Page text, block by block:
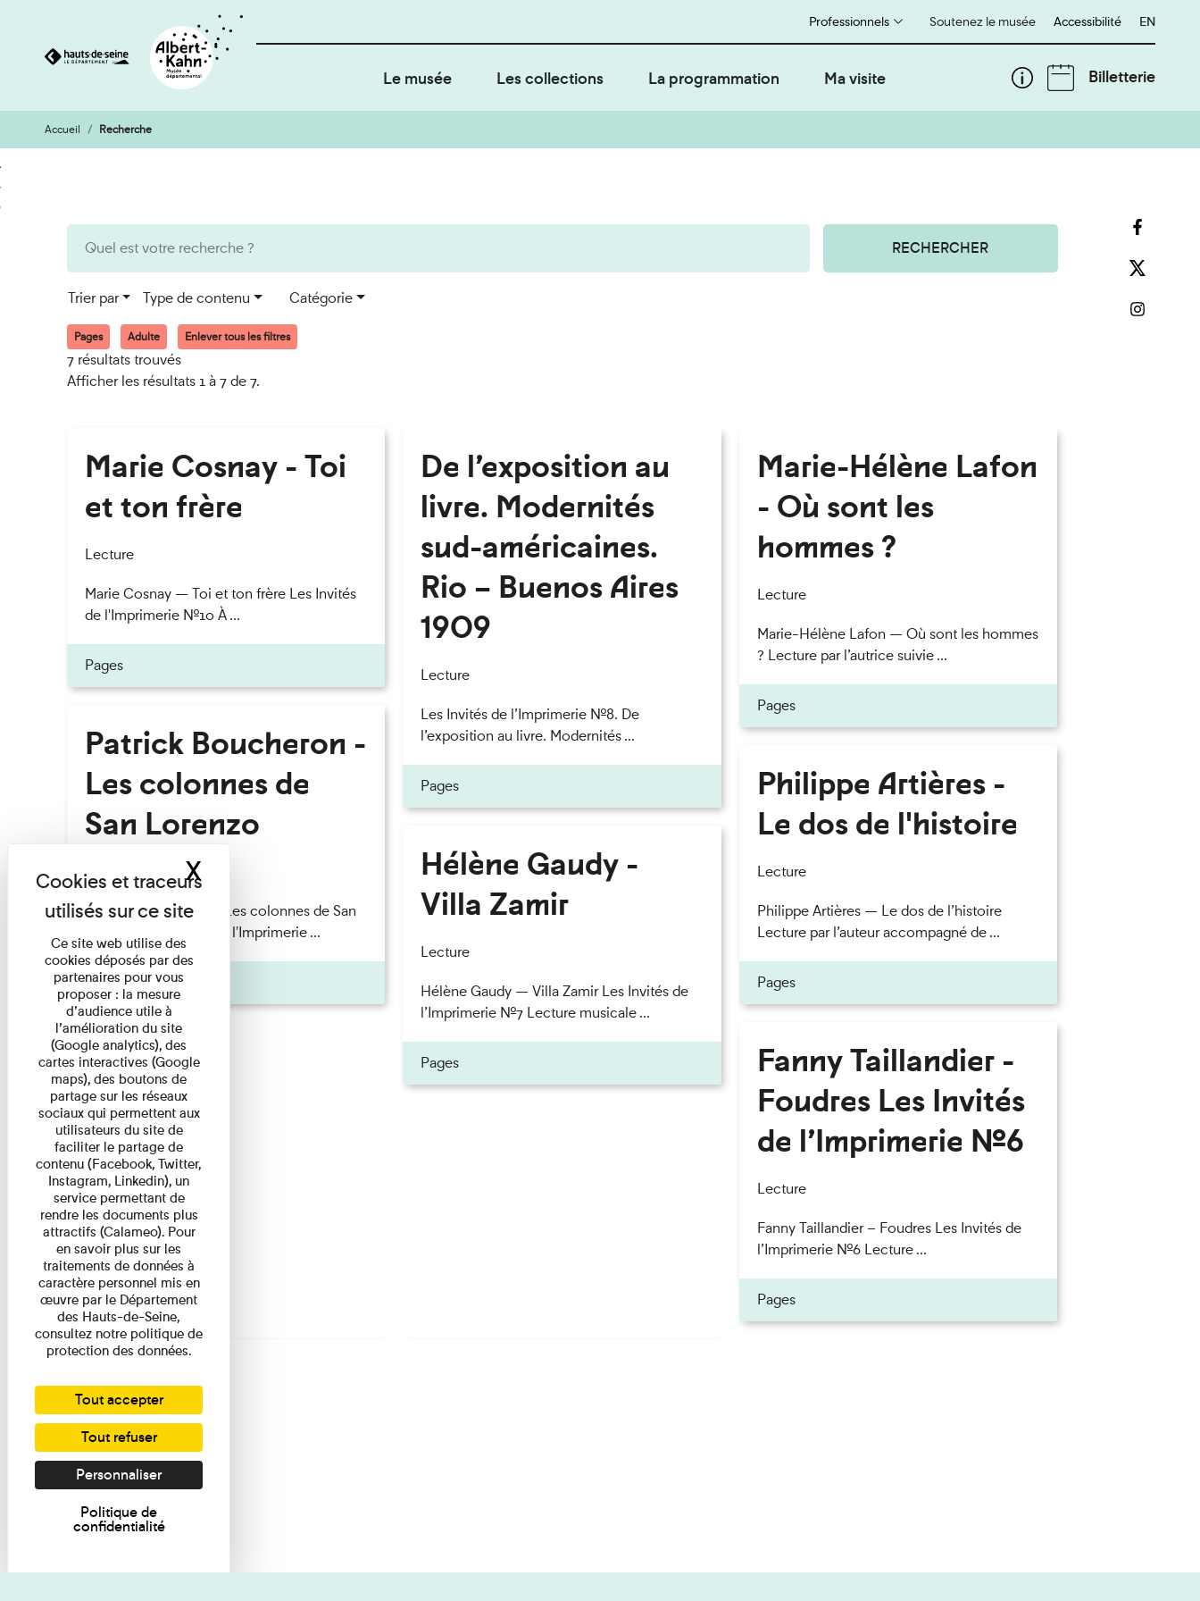
Aller
au
contenu
Aller
à
la
Soutenez le musée
Professionnels Accessibilité English
EN
Le musée Les collections La programmation Ma visite Billetterie
Accueil Recherche
RECHERCHER
Trier par Type de contenu Catégorie
Pages Adulte Enlever tous les filtres
7 résultats trouvés
Afficher les résultats 1 à 7 de 7.
Marie Cosnay - Toi
et ton frère
Lecture
Marie Cosnay — Toi et ton frère Les Invités
de l'Imprimerie n°10 À ...
Pages
Patrick Boucheron -
Les colonnes de
San Lorenzo
Lecture
Patrick Boucheron — Les colonnes de San
Lorenzo Les Invités de l'Imprimerie ...
Pages
De l’exposition au
livre. Modernités
sud-américaines.
Rio – Buenos Aires
1909
Lecture
Les Invités de l’Imprimerie n°8. De
l’exposition au livre. Modernités ...
Pages
Hélène Gaudy -
Villa Zamir
Lecture
Hélène Gaudy — Villa Zamir Les Invités de
l’Imprimerie n°7 Lecture musicale ...
Pages
Marie-Hélène Lafon
- Où sont les
hommes ?
Lecture
Marie-Hélène Lafon — Où sont les hommes
? Lecture par l’autrice suivie ...
Pages
Philippe Artières -
Le dos de l'histoire
Lecture
Philippe Artières — Le dos de l’histoire
Lecture par l’auteur accompagné de ...
Pages
Fanny Taillandier -
Foudres Les Invités
de l’Imprimerie n°6
Lecture
Fanny Taillandier – Foudres Les Invités de
l’Imprimerie n°6 Lecture ...
Pages
Ce site web utilise des
cookies déposés par des
partenaires pour vous
proposer : la mesure
d’audience utile à
l’amélioration du site
(Google analytics), des
cartes interactives (Google
maps), des boutons de
partage sur les réseaux
sociaux qui permettent aux
utilisateurs du site de
faciliter le partage de
contenu (Facebook, Twitter,
Instagram, Linkedin), un
service permettant de
rendre les documents plus
attractifs (Calameo). Pour
en savoir plus sur les
traitements de données à
caractère personnel mis en
œuvre par le Département
des Hauts-de-Seine,
consultez notre politique de
protection des données.
Tout accepter
Tout refuser
Personnaliser
Politique de
confidentialité
XMasquer le bandeau des cookies